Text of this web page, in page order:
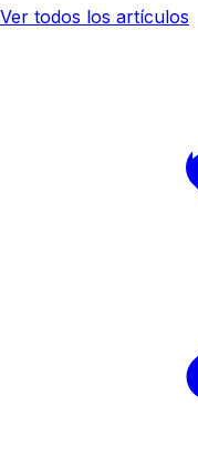
Ver todos los artículos